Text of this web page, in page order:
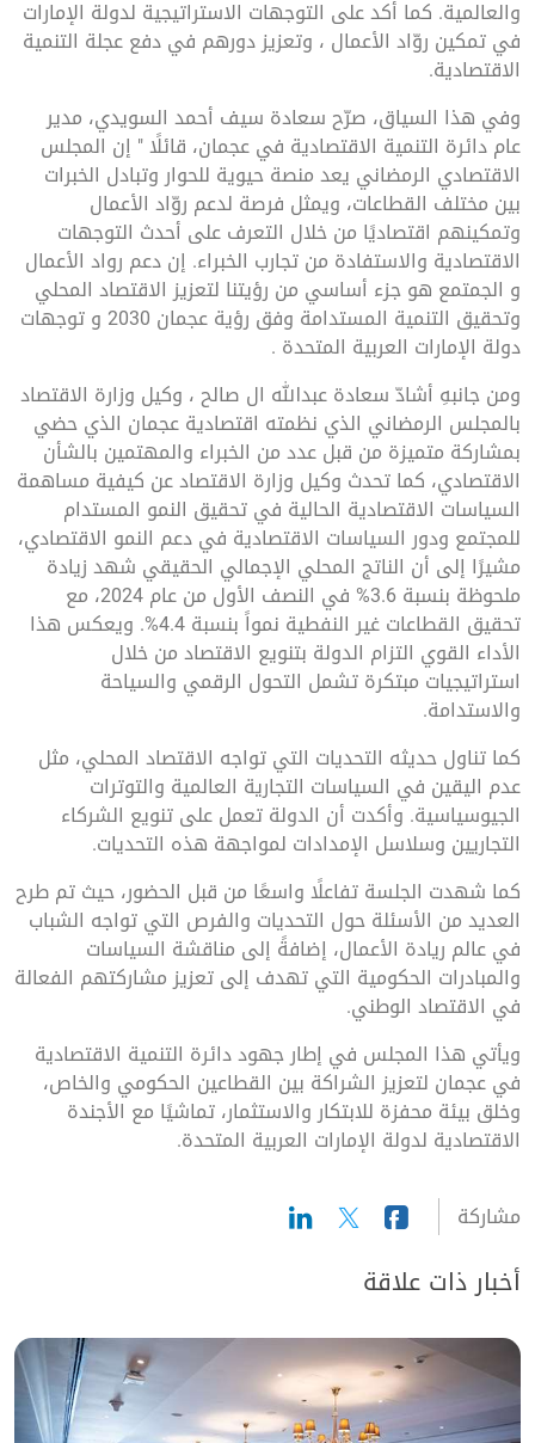
والعالمية. كما أكد على التوجهات الاستراتيجية لدولة الإمارات
في تمكين روّاد الأعمال ، وتعزيز دورهم في دفع عجلة التنمية
الاقتصادية.
وفي هذا السياق، صرّح سعادة سيف أحمد السويدي، مدير
عام دائرة التنمية الاقتصادية في عجمان، قائلًا " إن المجلس
الاقتصادي الرمضاني يعد منصة حيوية للحوار وتبادل الخبرات
بين مختلف القطاعات، ويمثل فرصة لدعم روّاد الأعمال
وتمكينهم اقتصاديًا من خلال التعرف على أحدث التوجهات
الاقتصادية والاستفادة من تجارب الخبراء. إن دعم رواد الأعمال
و الجمتمع هو جزء أساسي من رؤيتنا لتعزيز الاقتصاد المحلي
وتحقيق التنمية المستدامة وفق رؤية عجمان 2030 و توجهات
دولة الإمارات العربية المتحدة .
ومن جانبهِ أشادّ سعادة عبدالله ال صالح ، وكيل وزارة الاقتصاد
بالمجلس الرمضاني الذي نظمته اقتصادية عجمان الذي حضي
بمشاركة متميزة من قبل عدد من الخبراء والمهتمين بالشأن
الاقتصادي، كما تحدث وكيل وزارة الاقتصاد عن كيفية مساهمة
السياسات الاقتصادية الحالية في تحقيق النمو المستدام
للمجتمع ودور السياسات الاقتصادية في دعم النمو الاقتصادي،
مشيرًا إلى أن الناتج المحلي الإجمالي الحقيقي شهد زيادة
ملحوظة بنسبة 3.6% في النصف الأول من عام 2024، مع
تحقيق القطاعات غير النفطية نمواً بنسبة 4.4%. ويعكس هذا
الأداء القوي التزام الدولة بتنويع الاقتصاد من خلال
استراتيجيات مبتكرة تشمل التحول الرقمي والسياحة
والاستدامة.
كما تناول حديثه التحديات التي تواجه الاقتصاد المحلي، مثل
عدم اليقين في السياسات التجارية العالمية والتوترات
الجيوسياسية. وأكدت أن الدولة تعمل على تنويع الشركاء
التجاريين وسلاسل الإمدادات لمواجهة هذه التحديات.
كما شهدت الجلسة تفاعلًا واسعًا من قبل الحضور، حيث تم طرح
العديد من الأسئلة حول التحديات والفرص التي تواجه الشباب
في عالم ريادة الأعمال، إضافةً إلى مناقشة السياسات
والمبادرات الحكومية التي تهدف إلى تعزيز مشاركتهم الفعالة
في الاقتصاد الوطني.
ويأتي هذا المجلس في إطار جهود دائرة التنمية الاقتصادية
في عجمان لتعزيز الشراكة بين القطاعين الحكومي والخاص،
وخلق بيئة محفزة للابتكار والاستثمار، تماشيًا مع الأجندة
الاقتصادية لدولة الإمارات العربية المتحدة.
مشاركة
أخبار ذات علاقة